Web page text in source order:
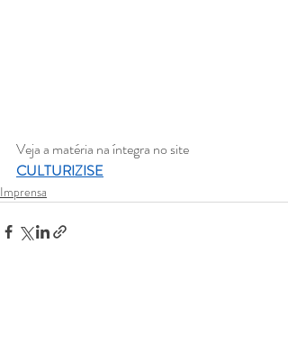
Veja a matéria na íntegra no site
CULTURIZISE
Imprensa